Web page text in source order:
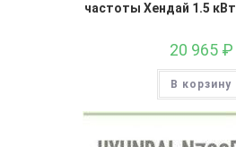
частоты Хендай 1.5
20 965 ₽
В корзину